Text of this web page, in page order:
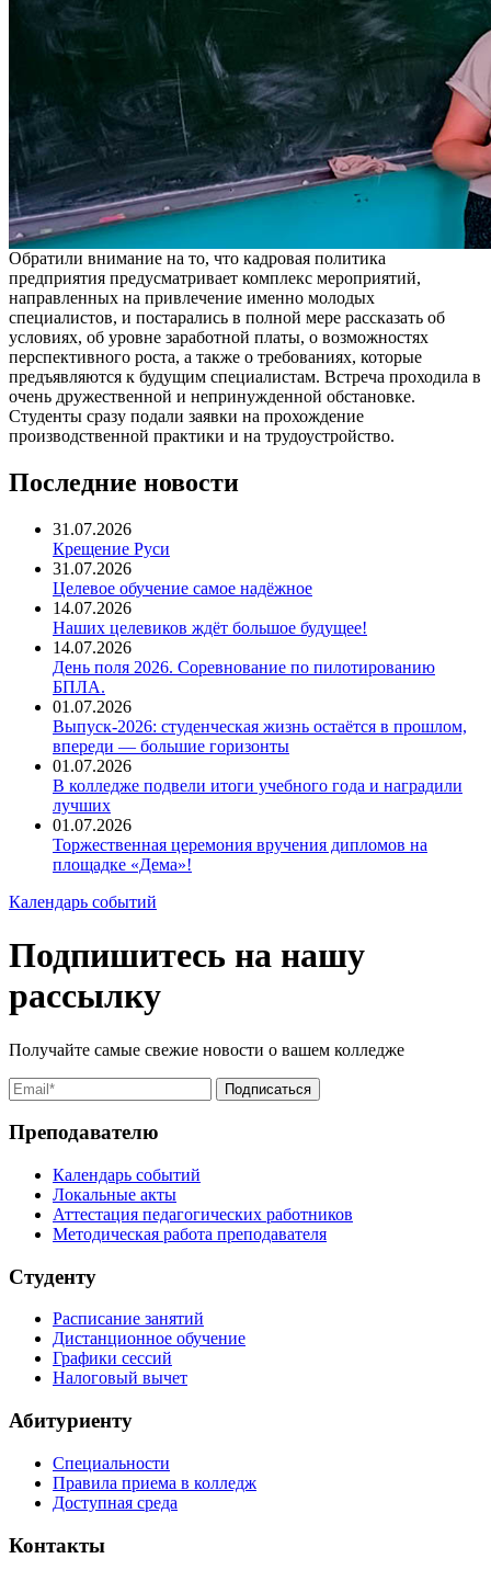
Обратили внимание на то, что кадровая политика
предприятия предусматривает комплекс мероприятий,
направленных на привлечение именно молодых
специалистов, и постарались в полной мере рассказать об
условиях, об уровне заработной платы, о возможностях
перспективного роста, а также о требованиях, которые
предъявляются к будущим специалистам. Встреча проходила в
очень дружественной и непринужденной обстановке.
Студенты сразу подали заявки на прохождение
производственной практики и на трудоустройство.
Последние новости
31.07.2026
Крещение Руси
31.07.2026
Целевое обучение самое надёжное
14.07.2026
Наших целевиков ждёт большое будущее!
14.07.2026
День поля 2026. Соревнование по пилотированию
БПЛА.
01.07.2026
Выпуск-2026: студенческая жизнь остаётся в прошлом,
впереди — большие горизонты
01.07.2026
В колледже подвели итоги учебного года и наградили
лучших
01.07.2026
Торжественная церемония вручения дипломов на
площадке «Дема»!
Календарь событий
Подпишитесь на нашу
рассылку
Получайте самые свежие новости о вашем колледже
Преподавателю
Календарь событий
Локальные акты
Аттестация педагогических работников
Методическая работа преподавателя
Студенту
Расписание занятий
Дистанционное обучение
Графики сессий
Налоговый вычет
Абитуриенту
Специальности
Правила приема в колледж
Доступная среда
Контакты